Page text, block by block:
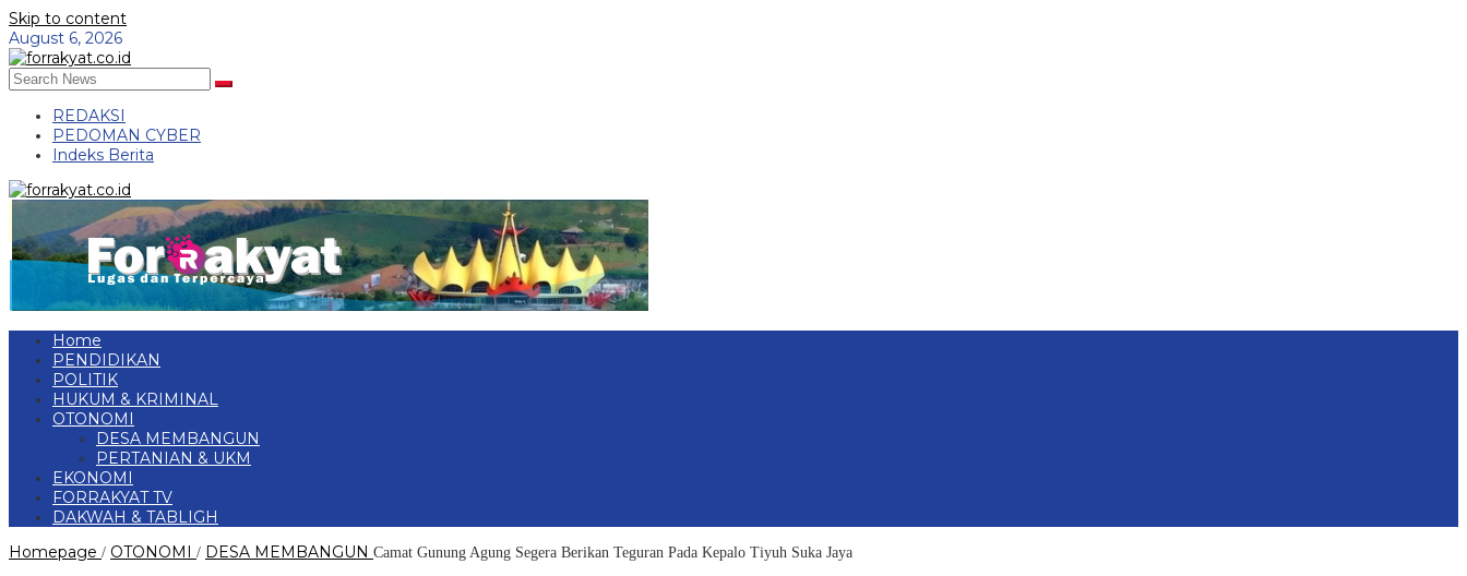
Skip to content
August 6, 2026
REDAKSI
PEDOMAN CYBER
Indeks Berita
Home
PENDIDIKAN
POLITIK
HUKUM & KRIMINAL
OTONOMI
DESA MEMBANGUN
PERTANIAN & UKM
EKONOMI
FORRAKYAT TV
DAKWAH & TABLIGH
Homepage / OTONOMI / DESA MEMBANGUN Camat Gunung Agung Segera Berikan Teguran Pada Kepalo Tiyuh Suka Jaya